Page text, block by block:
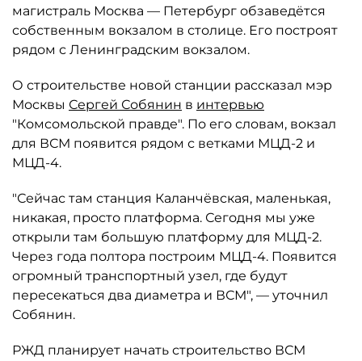
магистраль Москва — Петербург обзаведётся
собственным вокзалом в столице. Его построят
рядом с Ленинградским вокзалом.
О строительстве новой станции рассказал мэр
Москвы Сергей Собянин в интервью
"Комсомольской правде". По его словам, вокзал
для ВСМ появится рядом с ветками МЦД-2 и
МЦД-4.
"Сейчас там станция Каланчёвская, маленькая,
никакая, просто платформа. Сегодня мы уже
открыли там большую платформу для МЦД-2.
Через года полтора построим МЦД-4. Появится
огромный транспортный узел, где будут
пересекаться два диаметра и ВСМ", — уточнил
Собянин.
РЖД планирует начать строительство ВСМ